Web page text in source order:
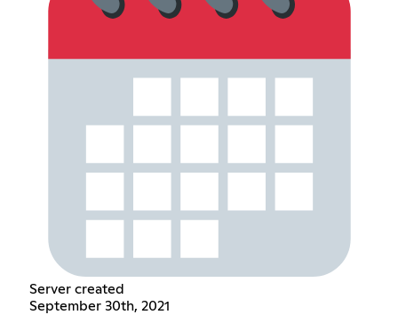
Server created
September 30th, 2021